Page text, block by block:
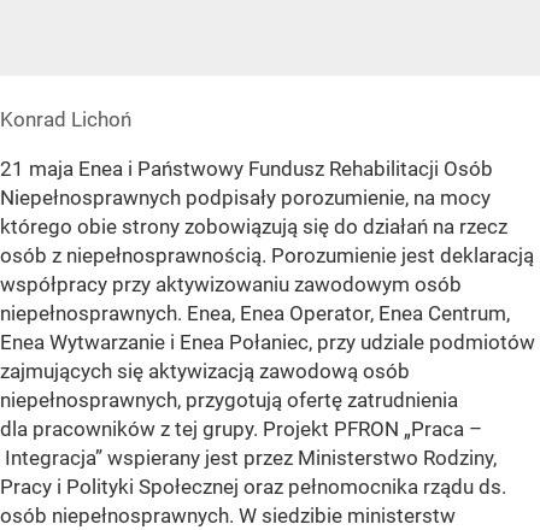
Konrad Lichoń
21 maja Enea i Państwowy Fundusz Rehabilitacji Osób
Niepełnosprawnych podpisały porozumienie, na mocy
którego obie strony zobowiązują się do działań na rzecz
osób z niepełnosprawnością. Porozumienie jest deklaracją
współpracy przy aktywizowaniu zawodowym osób
niepełnosprawnych. Enea, Enea Operator, Enea Centrum,
Enea Wytwarzanie i Enea Połaniec, przy udziale podmiotów
zajmujących się aktywizacją zawodową osób
niepełnosprawnych, przygotują ofertę zatrudnienia
dla pracowników z tej grupy. Projekt PFRON „Praca –
Integracja” wspierany jest przez Ministerstwo Rodziny,
Pracy i Polityki Społecznej oraz pełnomocnika rządu ds.
osób niepełnosprawnych. W siedzibie ministerstw